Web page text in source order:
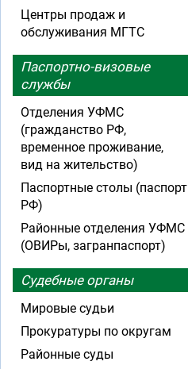
Центры продаж и
обслуживания МГТС
Паспортно-визовые
службы
Отделения УФМС
(гражданство РФ,
временное проживание,
вид на жительство)
Паспортные столы (паспорт
РФ)
Районные отделения УФМС
(ОВИРы, загранпаспорт)
Судебные органы
Мировые судьи
Прокуратуры по округам
Районные суды